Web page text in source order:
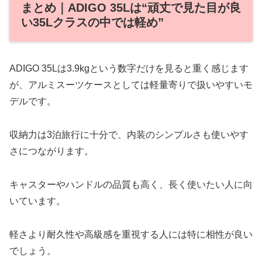
まとめ｜ADIGO 35Lは“頑丈で見た目が良
い35Lクラスの中では軽め”
ADIGO 35Lは3.9kgという数字だけを見ると重く感じます
が、アルミスーツケースとしては軽量寄りで扱いやすいモ
デルです。
収納力は3泊旅行に十分で、内装のシンプルさも使いやす
さにつながります。
キャスターやハンドルの品質も高く、長く使いたい人に向
いています。
軽さより耐久性や高級感を重視する人には特に相性が良い
でしょう。